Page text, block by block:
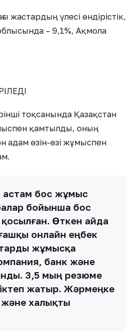
үлесі өндірістік,
– 9,1%, Ақмола
тоқсанында Қазақстан
қамтылды, оның
адам өзін-өзі жұмыспен
астам бос жұмыс
бойынша бос
Өткен айда
онлайн еңбек
жұмысқа
банк және
3,5 мың резюме
жатыр. Жәрмеңке
халықты